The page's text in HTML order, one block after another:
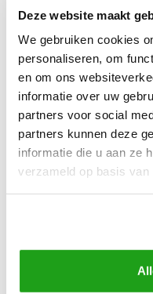
Deze website maakt
We gebruiken cookies
personaliseren, om
en om ons
informatie over uw
partners voor social
partners kunnen deze
informatie die u aan ze
verzameld op basis
plaats van deze op
bieden. Zo voorkom
bomen het bos niet
die naar voren
de A-Z pagina’s (en
& Regelen om zo
daar kan vinden),
contentpagina’s om
Na de check-up kan
hierin ondersteunen,